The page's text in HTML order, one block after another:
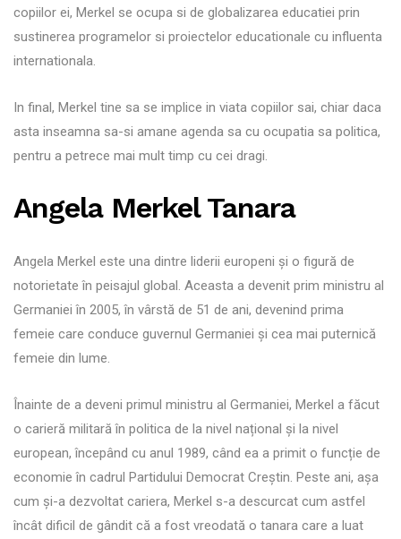
copiilor ei, Merkel se ocupa si de globalizarea educatiei prin
sustinerea programelor si proiectelor educationale cu influenta
internationala.
In final, Merkel tine sa se implice in viata copiilor sai, chiar daca
asta inseamna sa-si amane agenda sa cu ocupatia sa politica,
pentru a petrece mai mult timp cu cei dragi.
Angela Merkel Tanara
Angela Merkel este una dintre liderii europeni și o figură de
notorietate în peisajul global. Aceasta a devenit prim ministru al
Germaniei în 2005, în vârstă de 51 de ani, devenind prima
femeie care conduce guvernul Germaniei și cea mai puternică
femeie din lume.
Înainte de a deveni primul ministru al Germaniei, Merkel a făcut
o carieră militară în politica de la nivel național și la nivel
european, începând cu anul 1989, când ea a primit o funcție de
economie în cadrul Partidului Democrat Creștin. Peste ani, așa
cum și-a dezvoltat cariera, Merkel s-a descurcat cum astfel
încât dificil de gândit că a fost vreodată o tanara care a luat